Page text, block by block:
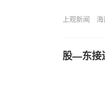
上观新闻
股—东接